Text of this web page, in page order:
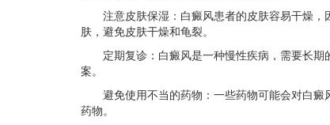
注意皮肤保湿：白癜风患者的皮肤容易干燥，
肤，避免皮肤干燥和龟裂。
定期复诊：白癜风是一种慢性疾病，需要长期
案。
避免使用不当的药物：一些药物可能会对白癜
药物。